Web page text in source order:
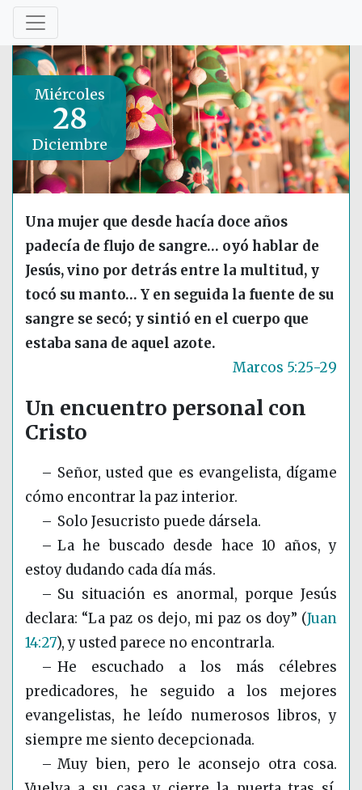
Miércoles
28
Diciembre
Una mujer que desde hacía doce años
padecía de flujo de sangre… oyó hablar de
Jesús, vino por detrás entre la multitud, y
tocó su manto… Y en seguida la fuente de su
sangre se secó; y sintió en el cuerpo que
estaba sana de aquel azote.
Marcos 5:25-29
Un encuentro personal con
Cristo
– Señor, usted que es evangelista, dígame
cómo encontrar la paz interior.
– Solo Jesucristo puede dársela.
– La he buscado desde hace 10 años, y
estoy dudando cada día más.
– Su situación es anormal, porque Jesús
declara: “La paz os dejo, mi paz os doy” (Juan
14:27), y usted parece no encontrarla.
– He escuchado a los más célebres
predicadores, he seguido a los mejores
evangelistas, he leído numerosos libros, y
siempre me siento decepcionada.
– Muy bien, pero le aconsejo otra cosa.